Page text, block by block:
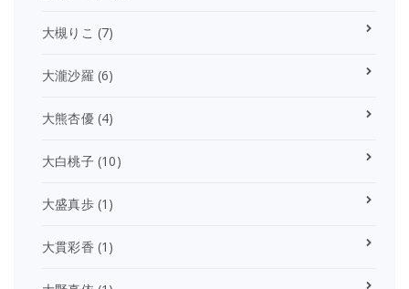
大槻りこ (7)
大瀧沙羅 (6)
大熊杏優(4)
大白桃子(10)
大盛真歩(1)
大貫彩香 (1)